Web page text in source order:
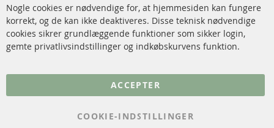
Sensorer
FAQ
Nogle cookies er nødvendige for, at hjemmesiden kan fungere
korrekt, og de kan ikke deaktiveres. Disse teknisk nødvendige
cookies sikrer grundlæggende funktioner som sikker login,
gemte privatlivsindstillinger og indkøbskurvens funktion.
ACCEPTER
COOKIE-INDSTILLINGER